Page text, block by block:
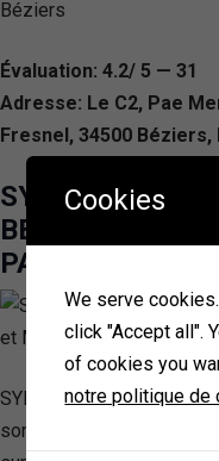
Évaluation: 4.2/ 5 — 31
Adresse: Le C2, Pae
Fresnel, 34500 Béziers,
SYNACT
BEZIERS – Me
PASQUALE)
SYNACT NOTAIRES se
son engagement à
Cookies
We serve
click "Accept all".
of cookies you
notre politique de